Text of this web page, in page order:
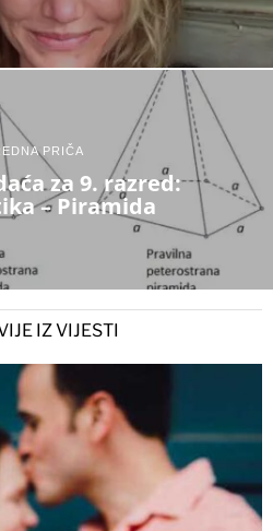
PRIČA
za 9. razred:
– Piramida
IZ VIJESTI